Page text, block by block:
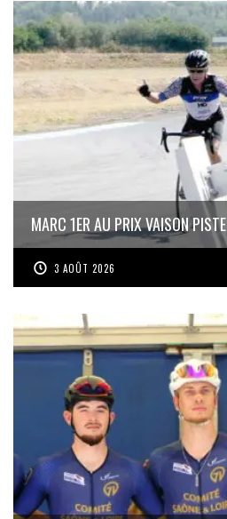
MARC 1ER AU PRIX VAISON PISTE
3 AOÛT 2026